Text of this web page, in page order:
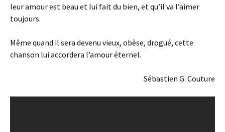
leur amour est beau et lui fait du bien, et qu’il va l’aimer
toujours.
Même quand il sera devenu vieux, obèse, drogué, cette
chanson lui accordera l’amour éternel.
Sébastien G. Couture